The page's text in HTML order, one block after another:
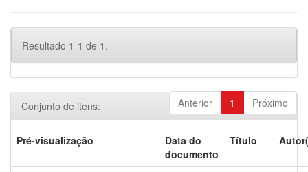
Resultado 1-1 de 1.
Anterior 1 Próximo
Conjunto de itens:
Pré-visualização
Data do
documento
Título